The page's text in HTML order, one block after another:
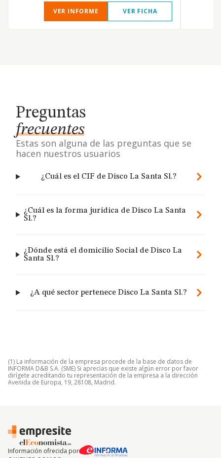
VER INFORME VER FICHA
Preguntas
frecuentes
Estas son alguna de las preguntas que se
hacen nuestros usuarios
¿Cuál es el CIF de Disco La Santa Sl.?
¿Cuál es la forma jurídica de Disco La Santa
Sl.?
¿Dónde está el domicilio Social de Disco La
Santa Sl.?
¿A qué sector pertenece Disco La Santa Sl.?
(1) La información de la empresa procede de la base de datos de
INFORMA D&B S.A. (SME) Si aprecias que existe algún error por favor
dirígete acreditando tu representación de la empresa a la dirección
Avenida de Europa, 19, 28108, Madrid.
Información ofrecida por